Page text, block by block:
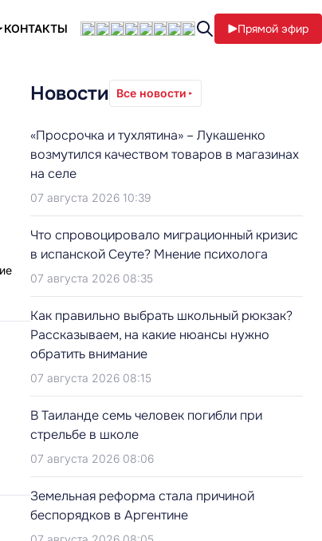
КОНТАКТЫ Прямой эфир
Новости Все новости
«Просрочка и тухлятина» – Лукашенко
возмутился качеством товаров в магазинах
на селе
07 августа 2026 10:39
Что спровоцировало миграционный кризис
в испанской Сеуте? Мнение психолога
07 августа 2026 08:35
Как правильно выбрать школьный рюкзак?
Рассказываем, на какие нюансы нужно
обратить внимание
07 августа 2026 08:15
В Таиланде семь человек погибли при
стрельбе в школе
07 августа 2026 08:06
Земельная реформа стала причиной
беспорядков в Аргентине